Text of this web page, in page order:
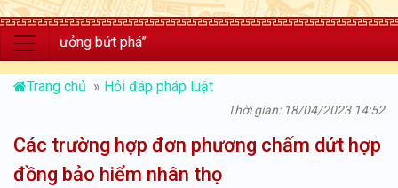
bứt phá”
Trang chủ » Hỏi đáp pháp luật
Thời gian: 18/04/2023 14:52
Các trường hợp đơn phương chấm dứt hợp
đồng bảo hiểm nhân thọ